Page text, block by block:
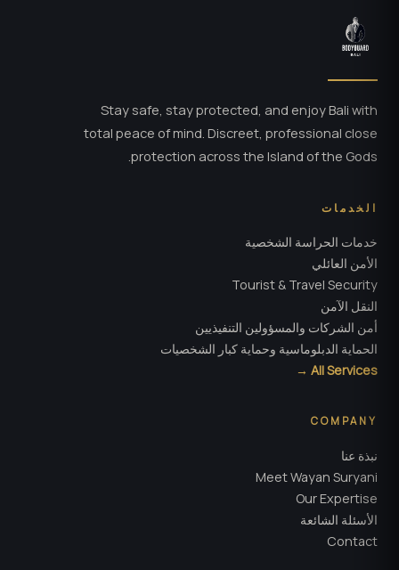
Stay safe, stay protected, and enjoy Bali with
total peace of mind. Discreet, professional close
protection across the Island of the Gods.
الخدمات
خدمات الحراسة الشخصية
الأمن العائلي
Tourist & Travel Security
النقل الآمن
أمن الشركات والمسؤولين التنفيذيين
الحماية الدبلوماسية وحماية كبار الشخصيات
All Services →
COMPANY
نبذة عنا
Meet Wayan Suryani
Our Expertise
الأسئلة الشائعة
Contact